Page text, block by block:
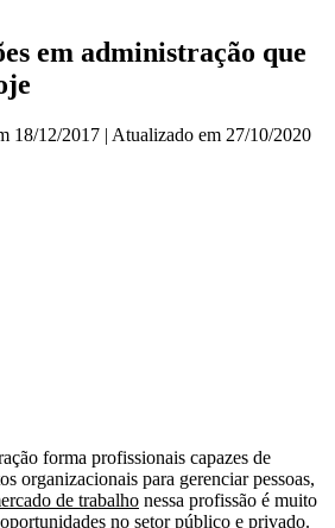
em administração que
18/12/2017 | Atualizado em 27/10/2020
forma profissionais capazes de
organizacionais para gerenciar pessoas,
de trabalho nessa profissão é muito
no setor público e privado.